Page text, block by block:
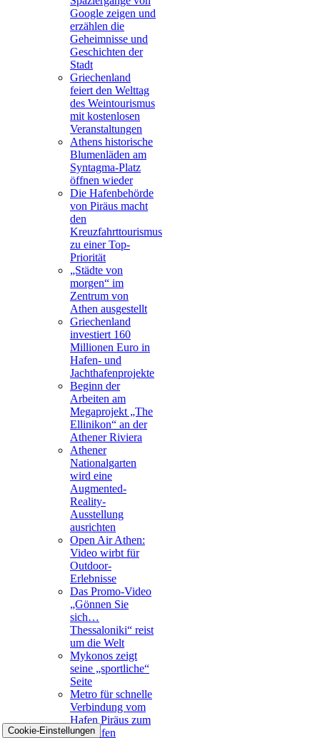
Google zeigen und
erzählen die
Geheimnisse und
Geschichten der
Stadt
Griechenland
feiert den Welttag
des Weintourismus
mit kostenlosen
Veranstaltungen
Athens historische
Blumenläden am
Syntagma-Platz
öffnen wieder
Die Hafenbehörde
von Piräus macht
den
Kreuzfahrttourismus
zu einer Top-
Priorität
„Städte von
morgen“ im
Zentrum von
Athen ausgestellt
Griechenland
investiert 160
Millionen Euro in
Hafen- und
Jachthafenprojekte
Beginn der
Arbeiten am
Megaprojekt „The
Ellinikon“ an der
Athener Riviera
Athener
Nationalgarten
wird eine
Augmented-
Reality-
Ausstellung
ausrichten
Open Air Athen:
Video wirbt für
Outdoor-
Erlebnisse
Das Promo-Video
„Gönnen Sie
sich…
Thessaloniki“ reist
um die Welt
Mykonos zeigt
seine „sportliche“
Seite
Metro für schnelle
Verbindung vom
Hafen Piräus zum
Flughafen
Cookie-Einstellungen